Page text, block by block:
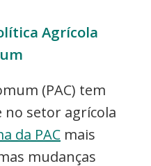
Agrícola
(PAC) tem
setor agrícola
da PAC mais
mudanças